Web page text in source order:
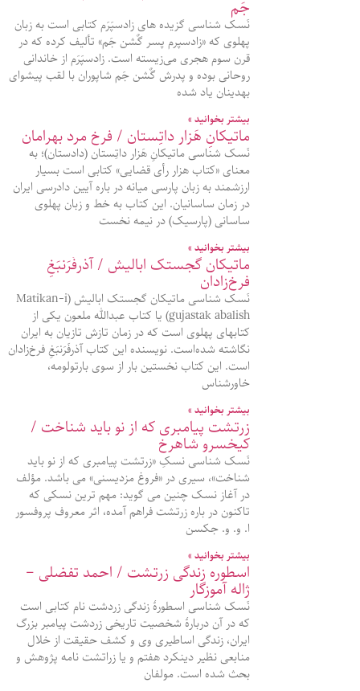
جَم
نَسک شناسی گزیده‌ های زادسپَرَم کتابی است به زبان
پهلوی که «زادسپرم پسر گٌشن‌ جَم» تألیف کرده که در
قرن سوم هجری می‌زیسته‌ است. زادسپَرَم از خاندانی
روحانی بوده و پدرش گٌشن‌ جَم شاپوران با لقب پیشوای
بهدینان یاد شده‌
بیشتر بخوانید »
ماتیکانِ هَزار داتِستان / فرخ مرد بهرامان
نَسک شناسی ماتیکانِ هَزار داتِستان (دادستان)؛ به
معنای «کتاب هزار رأی قضایی» کتابی است بسیار
ارزشمند به زبان پارسی میانه در باره آیین دادرسی ایران
در زمان ساسانیان. این کتاب به خط و زبان پهلوی
ساسانی (پارسیک) در نیمه نخست
بیشتر بخوانید »
ماتیکان گجستک ابالیش / آذرفَرَنبَغِ
فرخ‌زادان
نَسک شناسی ماتیکان گجستک ابالیش (Matikan-i
gujastak abalish) یا کتاب عبدالله ملعون یکی از
کتابهای پهلوی است که در زمان تازش تازیان به ایران
نگاشته شده‌است. نویسنده این کتاب آذرفَرَنبَغِ فرخ‌زادان
است. این کتاب نخستین بار از سوی بارتولومه،
خاورشناس
بیشتر بخوانید »
زرتشت پیامبری که از نو باید شناخت /
کیخسرو شاهرخ
نَسک شناسی نسکِ «زرتشت پیامبری که از نو باید
شناخت»، سیری در «فروغ مزدیسنی» می باشد. مؤلف
در آغاز نسک چنین می گوید: مهم ترین نسکی که
تاکنون در باره زرتشت فراهم آمده، اثر معروف پروفسور
ا. و. و. جکسن
بیشتر بخوانید »
اسطوره زندگی زرتشت / احمد تفضلی –
ژاله آموزگار
نَسک شناسی اسطورۀ زندگی زردشت نام کتابی است
که در آن دربارهٔ شخصیت تاریخی زردشت پیامبر بزرگ
ایران، زندگی اساطیری وی و کشف حقیقت از خلال
منابعی نظیر دینکرد هفتم و یا زراتشت‌ نامه پژوهش و
بحث شده‌ است. مولفان